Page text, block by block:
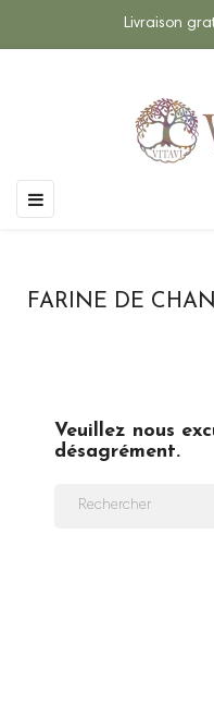
Livraison
Basculer
la
☰
FARINE DE
Veuillez nous
désagrément.